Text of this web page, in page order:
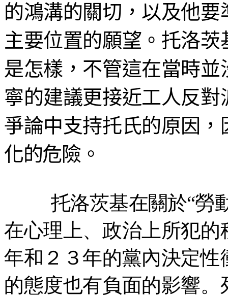
的鴻溝的關切，以及他
主要位置的願望。托洛
是怎樣，不管這在當時
寧的建議更接近工人反
爭論中支持托氏的原因
化的危險。
托洛茨基在關於“勞
在心理上、政治上所犯
年和２３年的黨內決定
的態度也有負面的影響